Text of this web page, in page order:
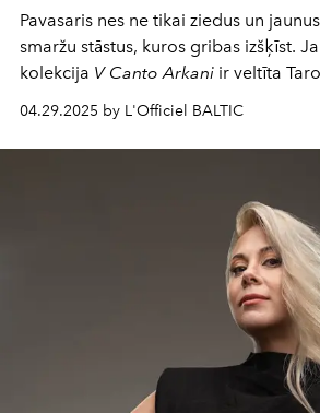
Pavasaris nes ne tikai ziedus un
smaržu stāstus, kuros gribas izšķīst.
kolekcija V Canto Arkani ir veltīta
noslēpumiem un ir piepildīta ar
aromāts, šķiet, tieši uzrunā intuīciju.
piedāvā divas pieejas iedvesmai:
drosmīga kā Džeinas Ostinas
aromāti - tie ir kodi, kurus vēlaties
04.29.2025 by L'Officiel BALTIC